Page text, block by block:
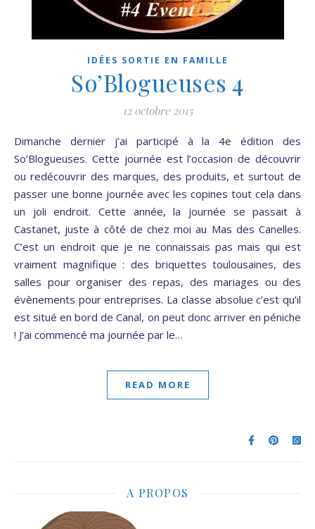
IDÉES SORTIE EN FAMILLE
So’Blogueuses 4
12 octobre 2015
Dimanche dernier j’ai participé à la 4e édition des
So’Blogueuses. Cette journée est l’occasion de découvrir
ou redécouvrir des marques, des produits, et surtout de
passer une bonne journée avec les copines tout cela dans
un joli endroit. Cette année, la journée se passait à
Castanet, juste à côté de chez moi au Mas des Canelles.
C’est un endroit que je ne connaissais pas mais qui est
vraiment magnifique : des briquettes toulousaines, des
salles pour organiser des repas, des mariages ou des
évènements pour entreprises. La classe absolue c’est qu’il
est situé en bord de Canal, on peut donc arriver en péniche
! J’ai commencé ma journée par le…
READ MORE
A PROPOS